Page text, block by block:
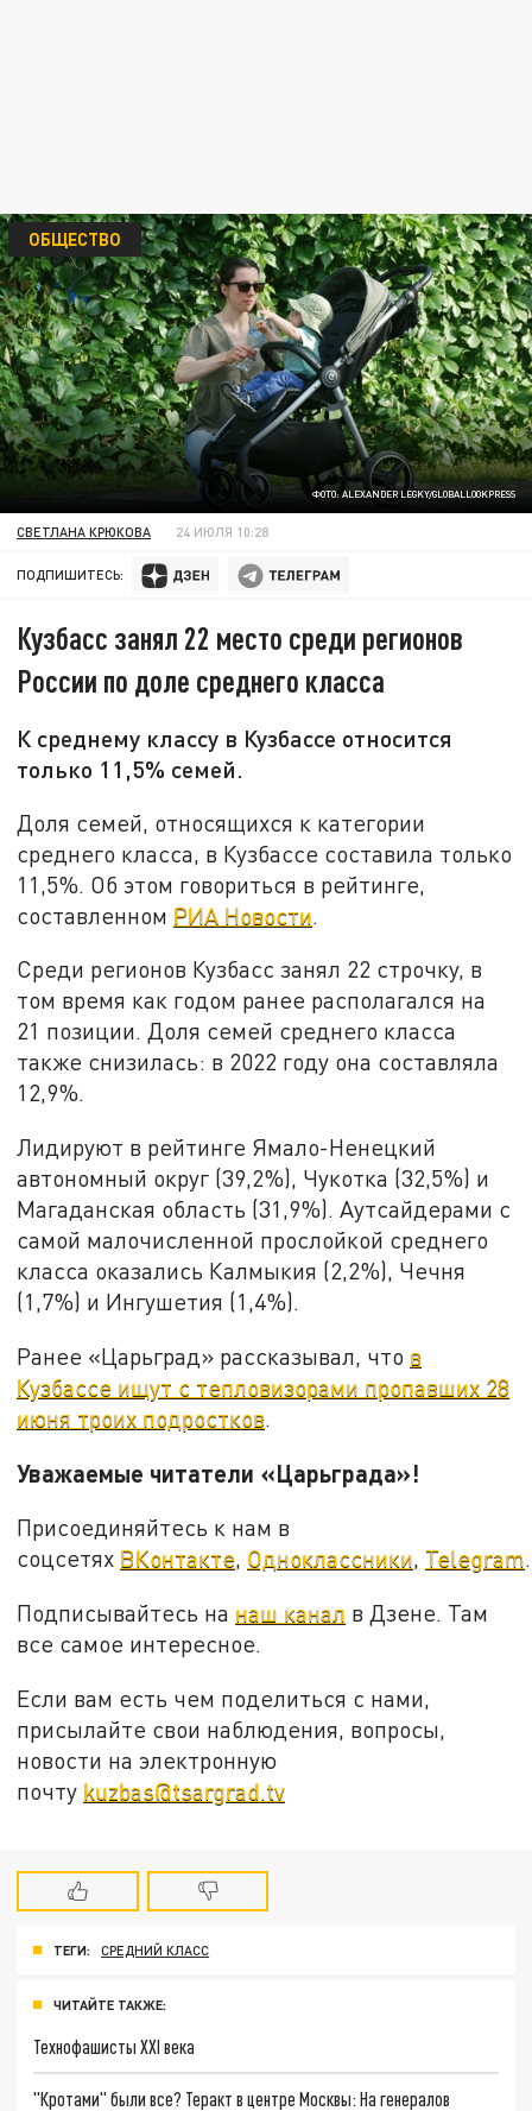
ФОТО: ALEXANDER LEGKY/GLOBALLOOKPRESS
ОБЩЕСТВО
СВЕТЛАНА КРЮКОВА 24 ИЮЛЯ 10:28
ПОДПИШИТЕСЬ:
Кузбасс занял 22 место среди регионов
России по доле среднего класса
К среднему классу в Кузбассе относится
только 11,5% семей.
Доля семей, относящихся к категории
среднего класса, в Кузбассе составила только
11,5%. Об этом говориться в рейтинге,
составленном РИА Новости.
Среди регионов Кузбасс занял 22 строчку, в
том время как годом ранее располагался на
21 позиции. Доля семей среднего класса
также снизилась: в 2022 году она составляла
12,9%.
Лидируют в рейтинге Ямало-Ненецкий
автономный округ (39,2%), Чукотка (32,5%) и
Магаданская область (31,9%). Аутсайдерами с
самой малочисленной прослойкой среднего
класса оказались Калмыкия (2,2%), Чечня
(1,7%) и Ингушетия (1,4%).
Ранее «Царьград» рассказывал, что в
Кузбассе ищут с тепловизорами пропавших 28
июня троих подростков.
Уважаемые читатели «Царьграда»!
Присоединяйтесь к нам в
соцсетях ВКонтакте, Одноклассники, Telegram.
Подписывайтесь на наш канал в Дзене. Там
все самое интересное.
Если вам есть чем поделиться с нами,
присылайте свои наблюдения, вопросы,
новости на электронную
почту kuzbas@tsargrad.tv
ТЕГИ: СРЕДНИЙ КЛАСС
ЧИТАЙТЕ ТАКЖЕ:
Технофашисты XXI века
"Кротами" были все? Теракт в центре Москвы: На генералов